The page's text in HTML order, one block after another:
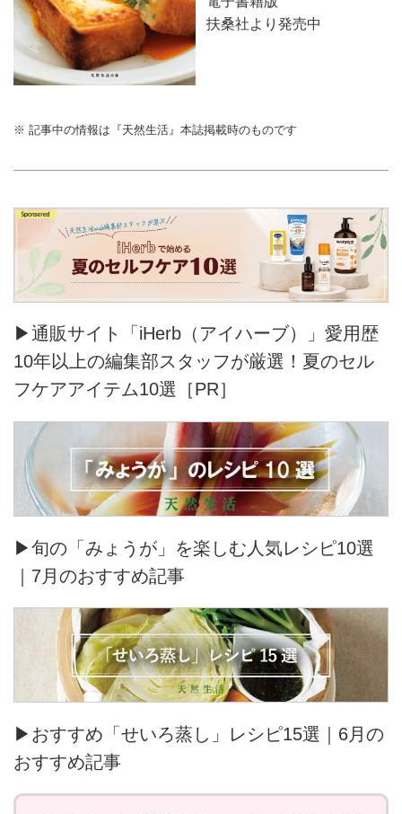
扶桑社より発売中
※ 記事中の情報は『天然生活』本誌掲載時のものです
▶通販サイト「iHerb（アイハーブ）」愛用歴
10年以上の編集部スタッフが厳選！夏のセル
フケアアイテム10選［PR］
▶旬の「みょうが」を楽しむ人気レシピ10選
｜7月のおすすめ記事
▶おすすめ「せいろ蒸し」レシピ15選｜6月の
おすすめ記事